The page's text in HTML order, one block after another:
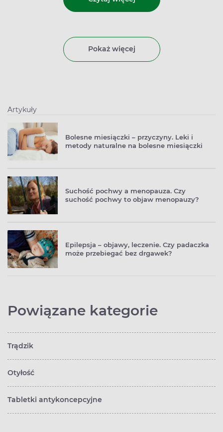
Pokaż więcej
Artykuły
Bolesne miesiączki – przyczyny. Leki i
metody naturalne na bolesne miesiączki
Suchość pochwy a menopauza. Czy
suchość pochwy to objaw menopauzy?
Epilepsja – objawy, leczenie. Czy padaczka
może przebiegać bez drgawek?
Powiązane kategorie
Trądzik
Otyłość
Tabletki antykoncepcyjne